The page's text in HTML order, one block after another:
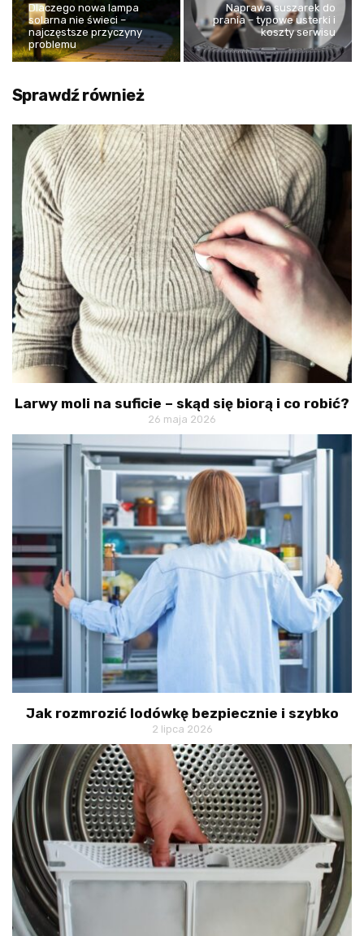
Dlaczego nowa lampa
solarna nie świeci –
najczęstsze przyczyny
problemu
Naprawa suszarek do
prania – typowe usterki i
koszty serwisu
Sprawdź również
Larwy moli na suficie – skąd się biorą i co robić?
26 maja 2026
Jak rozmrozić lodówkę bezpiecznie i szybko
2 lipca 2026